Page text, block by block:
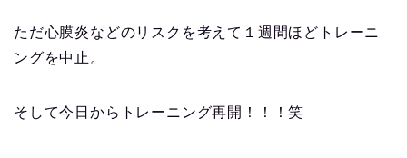
ただ心膜炎などのリスクを考えて１週間ほどトレーニ
ングを中止。
そして今日からトレーニング再開！！！笑